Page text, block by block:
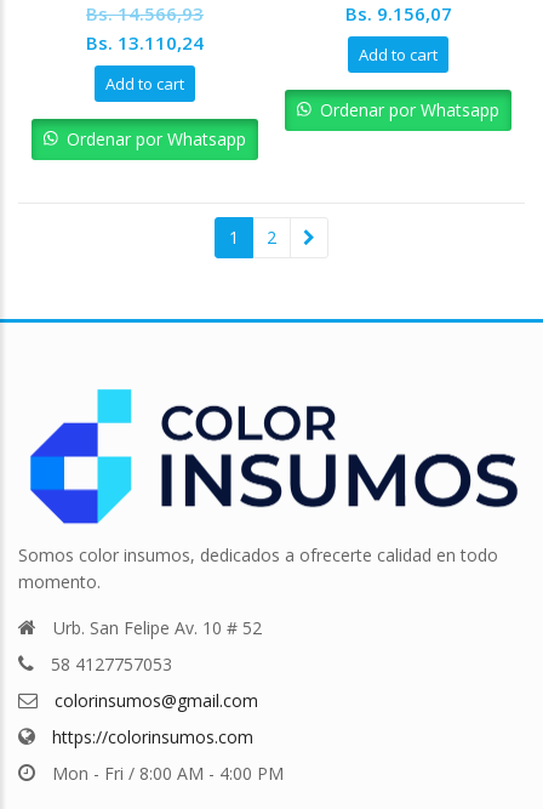
Bs.14.566,93
Original
price
was:
Bs. 14.566,93.
Bs. 13.110,24Current
Bs. 13.110,24.
Add to cart
Ordenar por Whatsapp
Bs. 9.156,07
Add to cart
Ordenar por Whatsapp
1 2
Somos color insumos, dedicados a ofrecerte calidad en todo
momento.
Urb. San Felipe Av. 10 # 52
58 4127757053
colorinsumos@gmail.com
https://colorinsumos.com
Mon - Fri / 8:00 AM - 4:00 PM